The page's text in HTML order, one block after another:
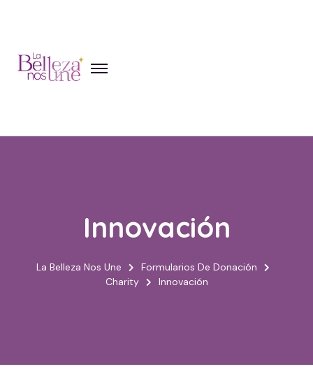
Innovación
La Belleza Nos Une
Formularios De Donación
Charity
Innovación